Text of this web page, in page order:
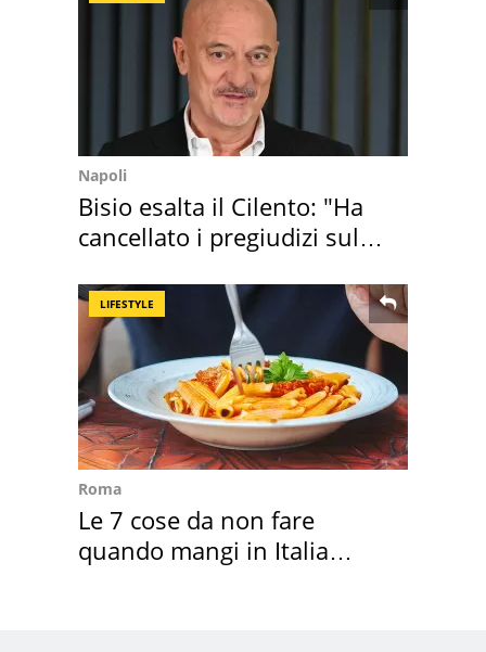
Napoli
Bisio esalta il Cilento: "Ha
cancellato i pregiudizi sul
LIFESTYLE
Roma
Le 7 cose da non fare
quando mangi in Italia